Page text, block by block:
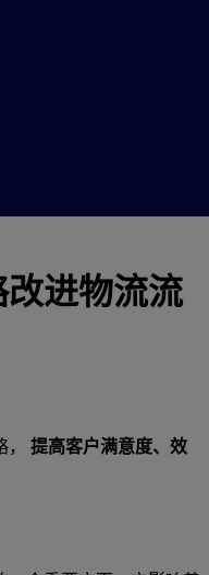
进物流流
， 提高客户满意度、效